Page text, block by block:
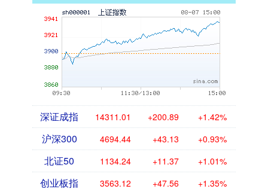
深证成指 14311.01 +200.89 +1.42%
沪深300 4694.44 +43.13 +0.93%
北证50 1134.24 +11.37 +1.01%
创业板指 3563.12 +47.56 +1.35%